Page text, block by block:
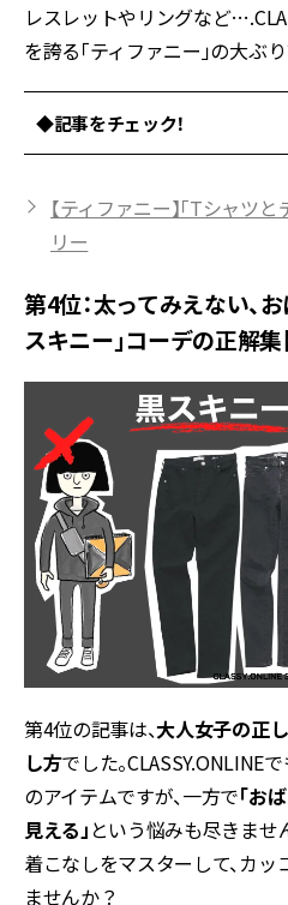
レスレットやリングなど
を誇る「ティファニー」の大ぶ
◆記事をチェック！
【ティファニー】「Tシャツ
リー
第4位：太ってみえない、
スキニー」コーデの正解集
第4位の記事は、大人女子の正
し方でした。CLASSY.ONLINE
のアイテムですが、一方で「お
見える」 という悩みも尽きませ
着こなしをマスターして、カ
ませんか？